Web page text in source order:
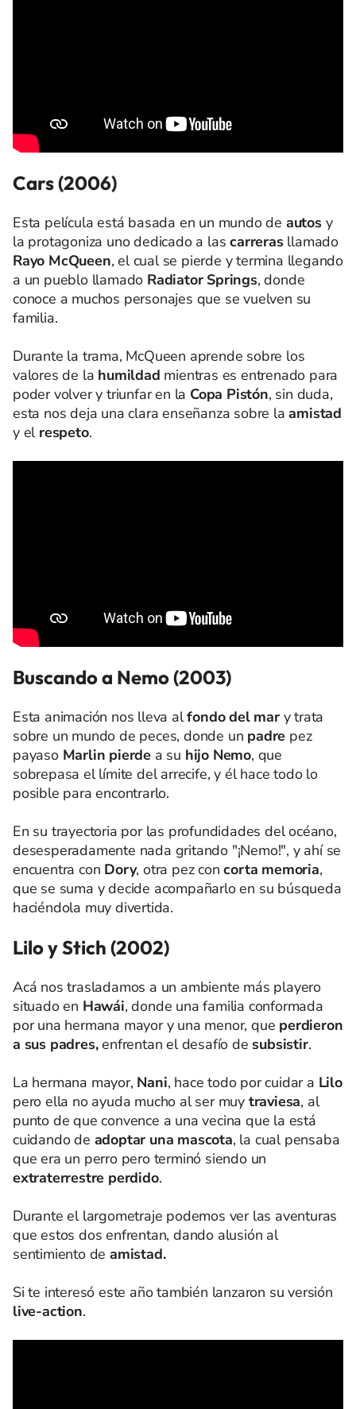
Cars (2006)
Esta película está basada en un mundo de autos y
la protagoniza uno dedicado a lascarreras llamado
Rayo McQueen, el cual se pierde y termina llegando
a un pueblo llamado Radiator Springs, donde
conoce a muchos personajes que se vuelven su
familia.
Durante la trama, McQueen aprende sobre los
valores de la humildad mientras es entrenado para
poder volver y triunfar en la Copa Pistón, sin duda,
esta nos deja una clara enseñanza sobre laamistad
y el respeto.
Buscando a Nemo (2003)
Esta animación nos lleva alfondo del mar y trata
sobre un mundo de peces, donde un padre pez
payaso Marlin pierde a su hijo Nemo, que
sobrepasa el límite del arrecife, y él hace todo lo
posible para encontrarlo.
En su trayectoria por las profundidades del océano,
desesperadamente nada gritando "¡Nemo!", y ahí se
encuentra con Dory, otra pez concorta memoria,
que se suma y decide acompañarlo en su búsqueda
haciéndola muy divertida.
Lilo y Stich (2002)
Acá nos trasladamos a un ambiente más playero
situado en Hawái, donde una familia conformada
por una hermana mayor y una menor, que perdieron
a sus padres,enfrentan el desafío de subsistir.
La hermana mayor, Nani, hace todo por cuidar a Lilo
pero ella no ayuda mucho al ser muy traviesa, al
punto de que convence a una vecina que la está
cuidando de adoptar una mascota, la cual pensaba
que era un perro pero terminó siendo un
extraterrestre perdido.
Durante el largometraje podemos ver las aventuras
que estos dos enfrentan, dando alusión al
sentimiento deamistad.
Si te interesó este año también lanzaron su versión
live-action.